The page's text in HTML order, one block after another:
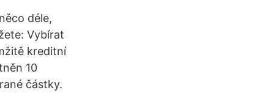
déle,
Vybírat
kreditní
10
částky.